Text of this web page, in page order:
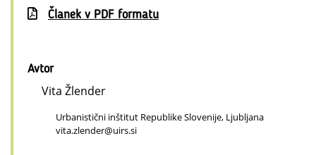
Članek v PDF formatu
Avtor
Vita Žlender
Urbanistični inštitut Republike Slovenije, Ljubljana
vita.zlender@uirs.si